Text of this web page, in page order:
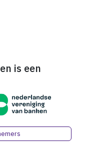
is een